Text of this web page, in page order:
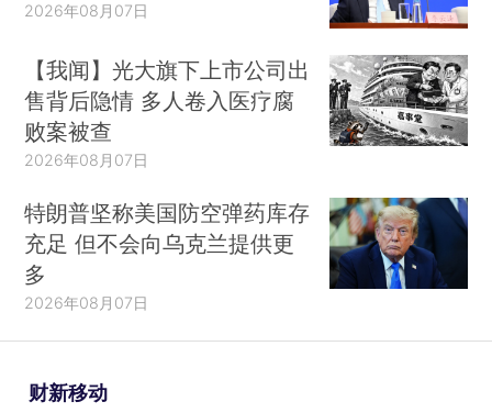
2026年08月07日
【我闻】光大旗下上市公司出
售背后隐情 多人卷入医疗腐
败案被查
2026年08月07日
特朗普坚称美国防空弹药库存
充足 但不会向乌克兰提供更
多
2026年08月07日
财新移动